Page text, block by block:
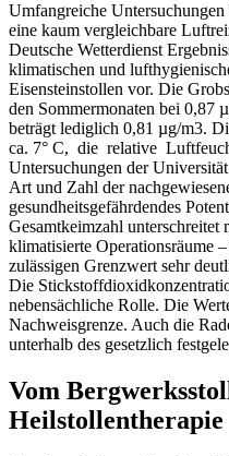
Umfangreiche
eine kaum vergleichbare
Deutsche Wetterdienst
klimatischen und
Eisensteinstollen vor. Die
den Sommermonaten bei 0,87
beträgt lediglich 0,81 µg/m3.
ca. 7° C, die relative
Untersuchungen der
Art und Zahl der
gesundheitsgefährdendes
Gesamtkeimzahl
klimatisierte Operationsräume
zulässigen Grenzwert sehr
Die
nebensächliche Rolle. Die
Nachweisgrenze. Auch die
unterhalb des gesetzlich
Vom
Heilstollentherapie